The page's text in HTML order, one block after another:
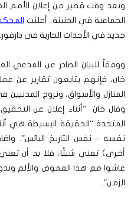
وبعد وقت قصير من إعلان الأمم
الجماعية في الجنينة، أعلنت
جديد في الأحداث الجارية في دارفور.
ووفقاً للبيان الصادر عن المدعي
خان، فإنهم يتابعون تقارير عن
المنازل والأسواق، ونزوح
وقال خان “أثناء إعلان عن
المتحدة “الحقيقة البسيطة هي
نفسه – نفس التاريخ البائس”.
أخرى) تعني شيئًا، فلا بد أن تعني
عاشوا مع هذا الغموض والألم
الزمن”.